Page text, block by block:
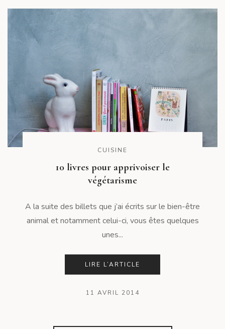
CUISINE
10 livres pour apprivoiser le
végétarisme
A la suite des billets que j’ai écrits sur le bien-être
animal et notamment celui-ci, vous êtes quelques
unes...
LIRE L’ARTICLE
11 AVRIL 2014